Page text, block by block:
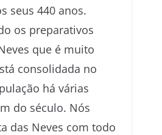
seus 440 anos.
os preparativos
que é muito
consolidada no
há várias
do século. Nós
das Neves com todo